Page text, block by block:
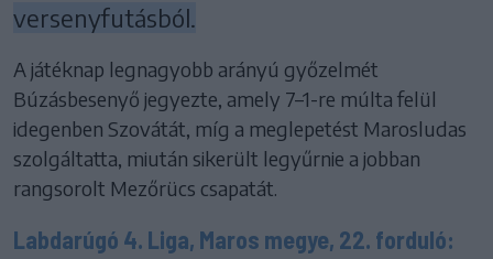
versenyfutásból.
A játéknap legnagyobb arányú győzelmét
Búzásbesenyő jegyezte, amely 7–1-re múlta felül
idegenben Szovátát, míg a meglepetést Marosludas
szolgáltatta, miután sikerült legyűrnie a jobban
rangsorolt Mezőrücs csapatát.
Labdarúgó 4. Liga, Maros megye, 22. forduló: